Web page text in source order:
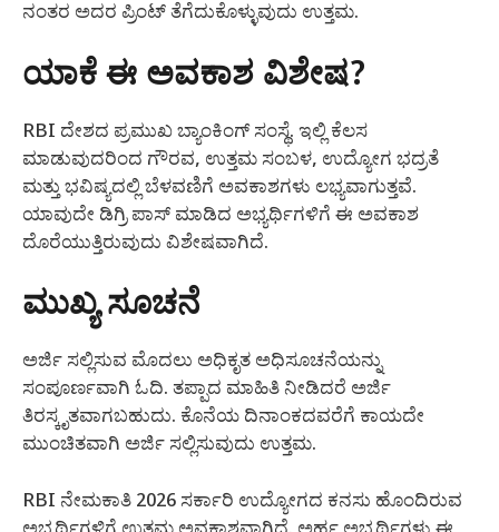
ನಂತರ ಅದರ ಪ್ರಿಂಟ್ ತೆಗೆದುಕೊಳ್ಳುವುದು ಉತ್ತಮ.
ಯಾಕೆ ಈ ಅವಕಾಶ ವಿಶೇಷ?
RBI ದೇಶದ ಪ್ರಮುಖ ಬ್ಯಾಂಕಿಂಗ್ ಸಂಸ್ಥೆ. ಇಲ್ಲಿ ಕೆಲಸ
ಮಾಡುವುದರಿಂದ ಗೌರವ, ಉತ್ತಮ ಸಂಬಳ, ಉದ್ಯೋಗ ಭದ್ರತೆ
ಮತ್ತು ಭವಿಷ್ಯದಲ್ಲಿ ಬೆಳವಣಿಗೆ ಅವಕಾಶಗಳು ಲಭ್ಯವಾಗುತ್ತವೆ.
ಯಾವುದೇ ಡಿಗ್ರಿ ಪಾಸ್ ಮಾಡಿದ ಅಭ್ಯರ್ಥಿಗಳಿಗೆ ಈ ಅವಕಾಶ
ದೊರೆಯುತ್ತಿರುವುದು ವಿಶೇಷವಾಗಿದೆ.
ಮುಖ್ಯ ಸೂಚನೆ
ಅರ್ಜಿ ಸಲ್ಲಿಸುವ ಮೊದಲು ಅಧಿಕೃತ ಅಧಿಸೂಚನೆಯನ್ನು
ಸಂಪೂರ್ಣವಾಗಿ ಓದಿ. ತಪ್ಪಾದ ಮಾಹಿತಿ ನೀಡಿದರೆ ಅರ್ಜಿ
ತಿರಸ್ಕೃತವಾಗಬಹುದು. ಕೊನೆಯ ದಿನಾಂಕದವರೆಗೆ ಕಾಯದೇ
ಮುಂಚಿತವಾಗಿ ಅರ್ಜಿ ಸಲ್ಲಿಸುವುದು ಉತ್ತಮ.
RBI ನೇಮಕಾತಿ 2026 ಸರ್ಕಾರಿ ಉದ್ಯೋಗದ ಕನಸು ಹೊಂದಿರುವ